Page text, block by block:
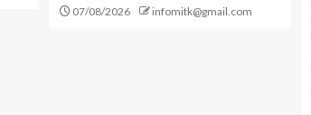
07/08/2026 infomitk@gmail.com